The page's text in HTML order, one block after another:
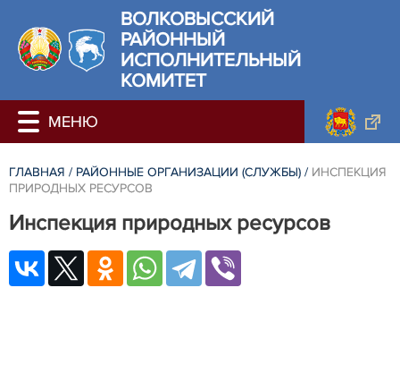
ВОЛКОВЫССКИЙ
РАЙОННЫЙ
ИСПОЛНИТЕЛЬНЫЙ
КОМИТЕТ
ГЛАВНАЯ / РАЙОННЫЕ ОРГАНИЗАЦИИ (СЛУЖБЫ) / ИНСПЕКЦИЯ
ПРИРОДНЫХ РЕСУРСОВ
Инспекция природных ресурсов